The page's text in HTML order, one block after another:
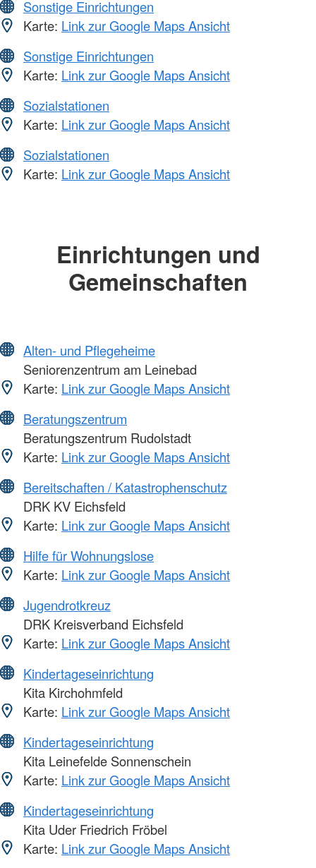
Sonstige Einrichtungen
Karte: Link zur Google Maps Ansicht
Sonstige Einrichtungen
Karte: Link zur Google Maps Ansicht
Sozialstationen
Karte: Link zur Google Maps Ansicht
Sozialstationen
Karte: Link zur Google Maps Ansicht
Einrichtungen und
Gemeinschaften
Alten- und Pflegeheime
Seniorenzentrum am Leinebad
Karte: Link zur Google Maps Ansicht
Beratungszentrum
Beratungszentrum Rudolstadt
Karte: Link zur Google Maps Ansicht
Bereitschaften / Katastrophenschutz
DRK KV Eichsfeld
Karte: Link zur Google Maps Ansicht
Hilfe für Wohnungslose
Karte: Link zur Google Maps Ansicht
Jugendrotkreuz
DRK Kreisverband Eichsfeld
Karte: Link zur Google Maps Ansicht
Kindertageseinrichtung
Kita Kirchohmfeld
Karte: Link zur Google Maps Ansicht
Kindertageseinrichtung
Kita Leinefelde Sonnenschein
Karte: Link zur Google Maps Ansicht
Kindertageseinrichtung
Kita Uder Friedrich Fröbel
Karte: Link zur Google Maps Ansicht